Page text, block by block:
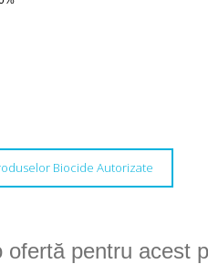
Biocide Autorizate
ofertă pentru acest